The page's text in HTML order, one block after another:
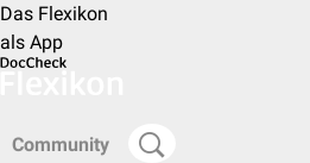
Das Flexikon
als App
Community